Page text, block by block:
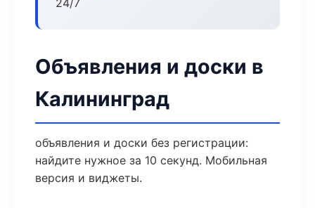
24/7
Объявления и доски в
Калининград
объявления и доски без регистрации:
найдите нужное за 10 секунд. Мобильная
версия и виджеты.